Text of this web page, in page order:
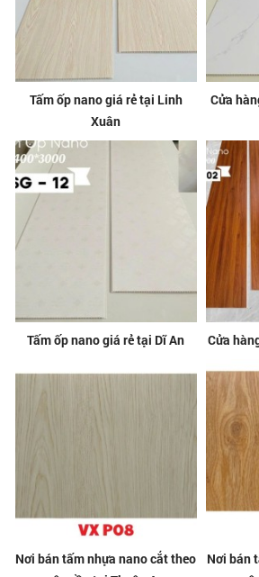
Tấm ốp nano giá rẻ tại Linh
Xuân
Cửa
Tấm ốp nano giá rẻ tại Dĩ An Cửa
Nơi bán tấm nhựa nano cắt theo
Nơi bán